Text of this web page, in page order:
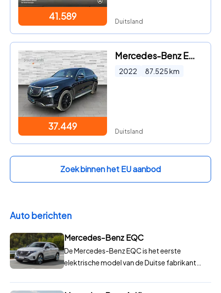
41.589 Duitsland
37.449
Mercedes-Benz EQC - 4Matic
2022 87.525km
Duitsland
Zoek binnen het EU aanbod
Auto berichten
Mercedes-Benz EQC
De Mercedes-Benz EQC is het eerste
elektrische model van de Duitse fabrikant